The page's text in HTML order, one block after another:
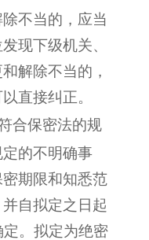
不当的，应当
现下级机关、
解除不当的，
直接纠正。
合保密法的规
的不明确事
期限和知悉范
自拟定之日起
。拟定为绝密